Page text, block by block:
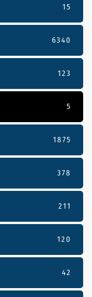
15
6340
123
5
1875
378
211
120
42